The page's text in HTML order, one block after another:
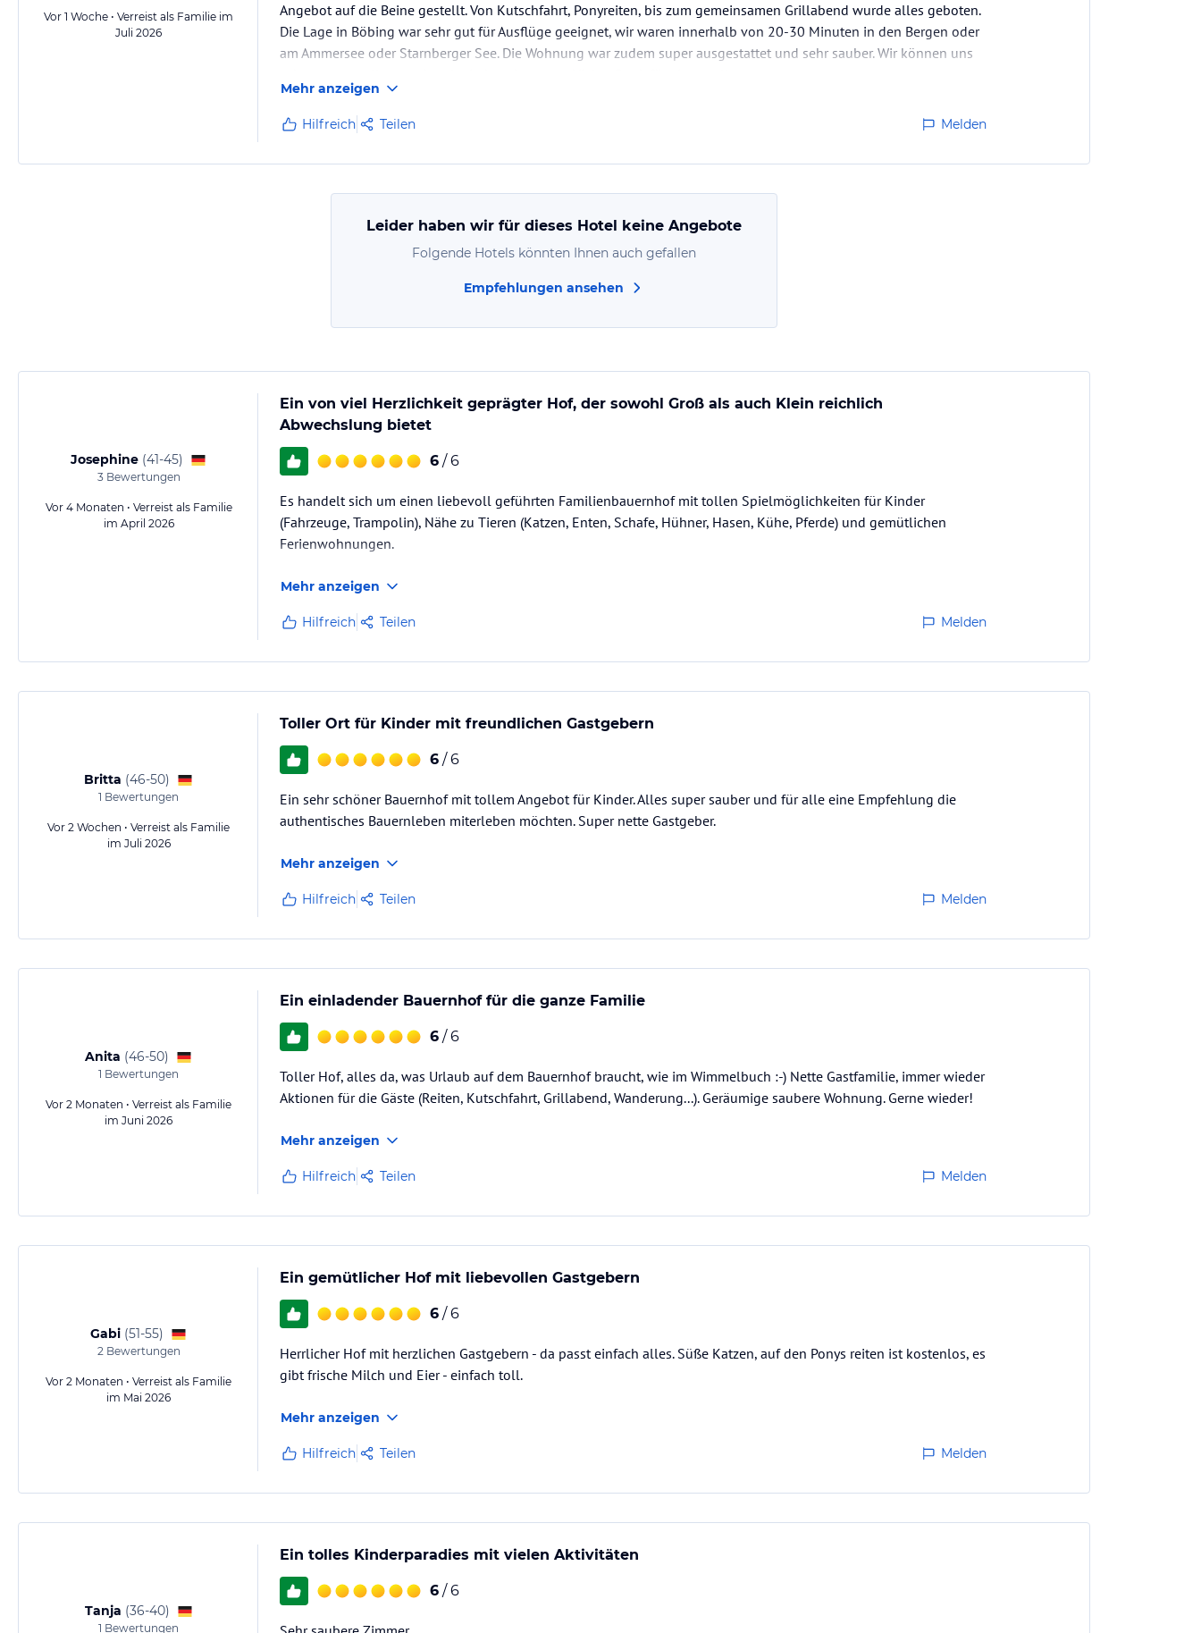
Vor 1 Woche • Verreist als Familie im
Juli 2026
Angebot auf die Beine gestellt. Von Kutschfahrt, Ponyreiten, bis zum gemeinsamen Grillabend wurde alles geboten.
Die Lage in Böbing war sehr gut für Ausflüge geeignet, wir waren innerhalb von 20-30 Minuten in den Bergen oder
am Ammersee oder Starnberger See. Die Wohnung war zudem super ausgestattet und sehr sauber. Wir können uns
Mehr anzeigen
Hilfreich Teilen Melden
Leider haben wir für dieses Hotel keine Angebote
Folgende Hotels könnten Ihnen auch gefallen
Empfehlungen ansehen
Josephine (41-45)
3Bewertungen
Vor 4 Monaten • Verreist als Familie
im April 2026
Ein von viel Herzlichkeit geprägter Hof, der sowohl Groß als auch Klein reichlich
Abwechslung bietet
6 / 6
Es handelt sich um einen liebevoll geführten Familienbauernhof mit tollen Spielmöglichkeiten für Kinder
(Fahrzeuge, Trampolin), Nähe zu Tieren (Katzen, Enten, Schafe, Hühner, Hasen, Kühe, Pferde) und gemütlichen
Ferienwohnungen.
Mehr anzeigen
Hilfreich Teilen Melden
Britta (46-50)
1 Bewertungen
Vor 2 Wochen • Verreist als Familie
im Juli 2026
Toller Ort für Kinder mit freundlichen Gastgebern
6 / 6
Ein sehr schöner Bauernhof mit tollem Angebot für Kinder. Alles super sauber und für alle eine Empfehlung die
authentisches Bauernleben miterleben möchten. Super nette Gastgeber.
Mehr anzeigen
Hilfreich Teilen Melden
Anita (46-50)
1 Bewertungen
Vor 2 Monaten • Verreist als Familie
im Juni 2026
Ein einladender Bauernhof für die ganze Familie
6 / 6
Toller Hof, alles da, was Urlaub auf dem Bauernhof braucht, wie im Wimmelbuch :-) Nette Gastfamilie, immer wieder
Aktionen für die Gäste (Reiten, Kutschfahrt, Grillabend, Wanderung...). Geräumige saubere Wohnung. Gerne wieder!
Mehr anzeigen
Hilfreich Teilen Melden
Gabi (51-55)
2Bewertungen
Vor 2 Monaten • Verreist als Familie
im Mai 2026
Ein gemütlicher Hof mit liebevollen Gastgebern
6 / 6
Herrlicher Hof mit herzlichen Gastgebern - da passt einfach alles. Süße Katzen, auf den Ponys reiten ist kostenlos, es
gibt frische Milch und Eier - einfach toll.
Mehr anzeigen
Hilfreich Teilen Melden
Tanja (36-40)
1 Bewertungen
Ein tolles Kinderparadies mit vielen Aktivitäten
6 / 6